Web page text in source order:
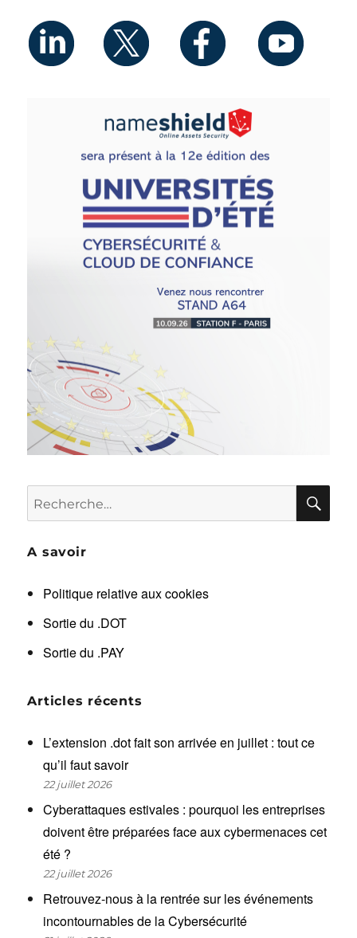
Recherche
pour :
A savoir
Politique relative aux cookies
Sortie du .DOT
Sortie du .PAY
Articles récents
L’extension .dot fait son arrivée en juillet : tout ce
qu’il faut savoir
22 juillet 2026
Cyberattaques estivales : pourquoi les entreprises
doivent être préparées face aux cybermenaces cet
été ?
22 juillet 2026
Retrouvez-nous à la rentrée sur les événements
incontournables de la Cybersécurité